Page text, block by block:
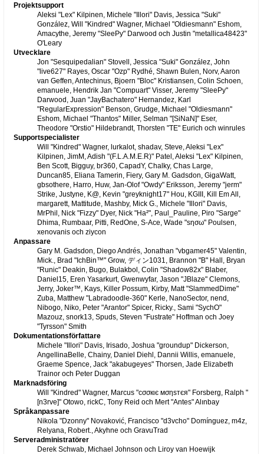
Projektsupport
Aleksi "Lex" Kilpinen, Michele "Illori" Davis, Jessica "Suki"
González, Will "Kindred" Wagner, Michael "Oldiesmann" Eshom,
Amacythe, Jeremy "SleePy" Darwood och Justin "metallica48423"
O'Leary
Utvecklare
Jon "Sesquipedalian" Stovell, Jessica "Suki" González, John
"live627" Rayes, Oscar "Ozp" Rydhé, Shawn Bulen, Norv, Aaron
van Geffen, Antechinus, Bjoern "Bloc" Kristiansen, Colin Schoen,
emanuele, Hendrik Jan "Compuart" Visser, Jeremy "SleePy"
Darwood, Juan "JayBachatero" Hernandez, Karl
"RegularExpression" Benson, Grudge, Michael "Oldiesmann"
Eshom, Michael "Thantos" Miller, Selman "[SiNaN]" Eser,
Theodore "Orstio" Hildebrandt, Thorsten "TE" Eurich och winrules
Supportspecialister
Will "Kindred" Wagner, lurkalot, shadav, Steve, Aleksi "Lex"
Kilpinen, JimM, Adish "(F.L.A.M.E.R)" Patel, Aleksi "Lex" Kilpinen,
Ben Scott, Bigguy, br360, CapadY, Chalky, Chas Large,
Duncan85, Eliana Tamerin, Fiery, Gary M. Gadsdon, GigaWatt,
gbsothere, Harro, Huw, Jan-Olof "Owdy" Eriksson, Jeremy "jerm"
Strike, Justyne, K@, Kevin "greyknight17" Hou, KGIII, Kill Em All,
margarett, Mattitude, Mashby, Mick G., Michele "Illori" Davis,
MrPhil, Nick "Fizzy" Dyer, Nick "Ha²", Paul_Pauline, Piro "Sarge"
Dhima, Rumbaar, Pitti, RedOne, S-Ace, Wade "sησω" Poulsen,
xenovanis och ziycon
Anpassare
Gary M. Gadsdon, Diego Andrés, Jonathan "vbgamer45" Valentin,
Mick., Brad "IchBin™" Grow, ディン1031, Brannon "B" Hall, Bryan
"Runic" Deakin, Bugo, Bulakbol, Colin "Shadow82x" Blaber,
Daniel15, Eren Yasarkurt, Gwenwyfar, Jason "JBlaze" Clemons,
Jerry, Joker™, Kays, Killer Possum, Kirby, Matt "SlammedDime"
Zuba, Matthew "Labradoodle-360" Kerle, NanoSector, nend,
Nibogo, Niko, Peter "Arantor" Spicer, Ricky., Sami "SychO"
Mazouz, snork13, Spuds, Steven "Fustrate" Hoffman och Joey
"Tyrsson" Smith
Dokumentationsförfattare
Michele "Illori" Davis, Irisado, Joshua "groundup" Dickerson,
AngellinaBelle, Chainy, Daniel Diehl, Dannii Willis, emanuele,
Graeme Spence, Jack "akabugeyes" Thorsen, Jade Elizabeth
Trainor och Peter Duggan
Marknadsföring
Will "Kindred" Wagner, Marcus "cσσкιє мσηѕтєя" Forsberg, Ralph "
[n3rve]" Otowo, rickC, Tony Reid och Mert "Antes" Alınbay
Språkanpassare
Nikola "Dzonny" Novaković, Francisco "d3vcho" Domínguez, m4z,
Relyana, Robert., Akyhne och GravuTrad
Serveradministratörer
Derek Schwab, Michael Johnson och Liroy van Hoewijk